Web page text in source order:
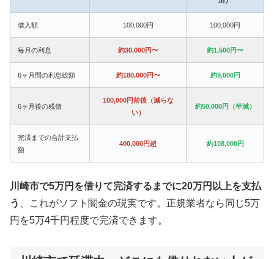
借入額 100,000円 100,000円
毎月の利息 約30,000円〜 約1,500円〜
6ヶ月間の利息総額 約180,000円〜 約9,000円
6ヶ月後の残債
100,000円前後（減らな
い）
約50,000円（半減）
完済までの合計支払
額
400,000円超 約108,000円
川崎市で5万円を借りて完済するまでに20万円以上を支払
う
、これがソフト闇金の現実です。正規業者なら同じ5万
円を5万4千円程度で完済できます。